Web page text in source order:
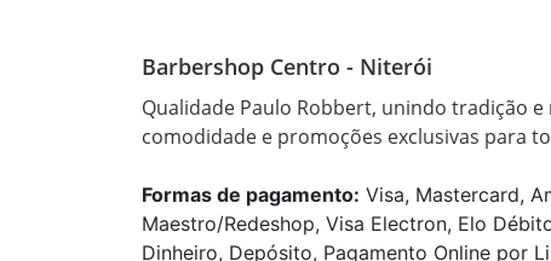
Barbershop Centro - Niterói
Qualidade Paulo Robbert, unindo tradição
comodidade e promoções exclusivas para
Formas de pagamento: Visa, Mastercard,
Maestro/Redeshop, Visa Electron, Elo
Dinheiro, Depósito, Pagamento Online por